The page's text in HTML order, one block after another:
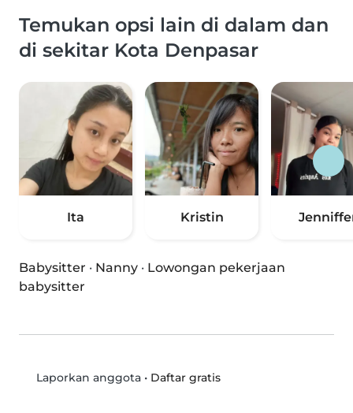
Temukan opsi lain di dalam dan
di sekitar Kota Denpasar
Ita Kristin
Babysitter · Nanny · Lowongan pekerjaan
babysitter
Laporkan anggota• Daftar gratis